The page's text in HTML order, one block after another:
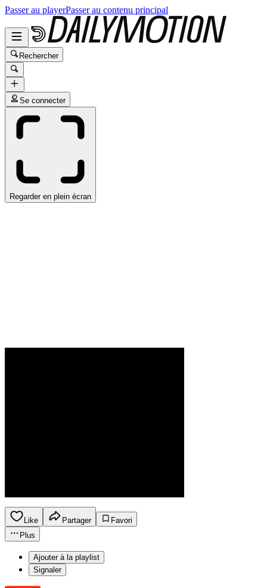
Passer au playerPasser au contenu principal
Rechercher
Se connecter
Regarder en plein écran
Like Partager
Favori
Plus
Ajouter à la playlist
Signaler